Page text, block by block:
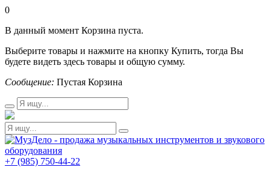
0
В данный момент Корзина пуста.
Выберите товары и нажмите на кнопку Купить, тогда Вы
будете видеть здесь товары и общую сумму.
Сообщение: Пустая Корзина
+7 (985) 750-44-22